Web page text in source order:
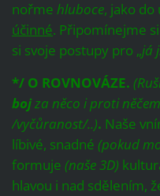
nořme hluboce, jako
účinné. Připomínejme
si svoje postupy pro „já
*/ O ROVNOVÁZE.
bojza něco i proti
/vyčůranost/..). Naše
líbivé, snadné (pokud
formuje (naše 3D)
hlavou i nad sdělením,